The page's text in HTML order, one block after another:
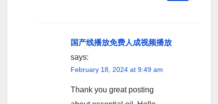
国产线播放免费人成视频播放
says:
February 18, 2024 at 9:49 am
Thank you great posting